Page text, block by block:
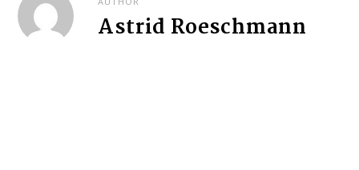
a
v
Astrid Roeschmann